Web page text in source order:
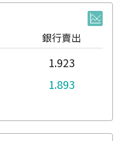
銀行賣出
1.923
1.893